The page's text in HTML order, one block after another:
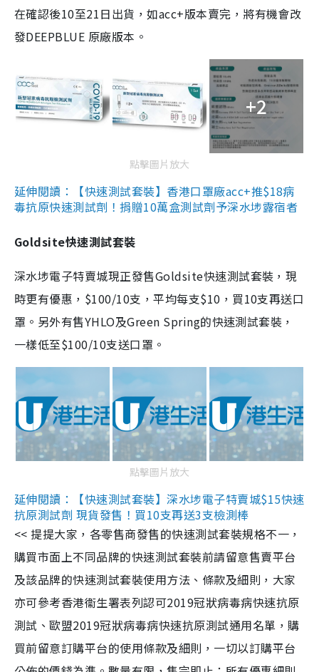
在確認後10至21日出貨，如acc+版本賣完，將有機會改
發DEEPBLUE 原廠版本。
+2
點擊圖片放大
延伸閱讀：【快速測試套裝】香港口罩廠acc+推$18病
毒抗原快速測試劑！捐贈10萬盒測試劑予深水埗露宿者
Goldsite快速測試套裝
深水埗電子特賣城現正發售Goldsite快速測試套裝，現
時更有優惠，$100/10支，平均每支$10，買10支再送口
罩。另外有售YHLO及Green Spring的快速測試套裝，
一樣低至$100/10支送口罩。
點擊圖片放大
延伸閱讀：【快速測試套裝】深水埗電子特賣城$15快速
抗原測試劑 現貨發售！買10支再送3支檢測棒
<< 提提大家，各零售商發售的快速測試套裝規格不一，
購買市面上不同品牌的快速測試套裝前請留意售賣平台
及該品牌的快速測試套裝使用方法、條款及細則，大家
亦可參考香港衞生署表列認可2019冠狀病毒病快速抗原
測試、歐盟2019冠狀病毒病快速抗原測試通用名單，購
買前留意訂購平台的使用條款及細則，一切以訂購平台